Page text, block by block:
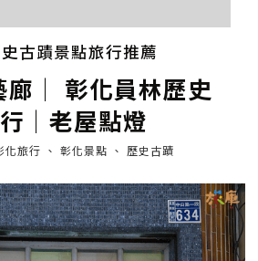
古蹟景點旅行推薦
廊│ 彰化員林歷史
│老屋點燈
化旅行 彰化景點 歷史古蹟